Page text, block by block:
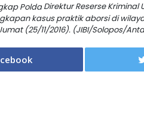
Direktur Reserse
kasus praktik aborsi di
(25/11/2016). (JIBI/Solopos/